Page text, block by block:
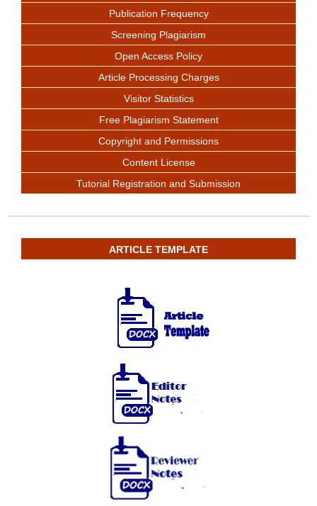
Publication Frequency
Screening Plagiarism
Open Access Policy
Article Processing Charges
Visitor Statistics
Free Plagiarism Statement
Copyright and Permissions
Content License
Tutorial Registration and Submission
ARTICLE TEMPLATE